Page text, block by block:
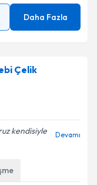
Daha Fazla
Çelik
kendisiyle
Devamı